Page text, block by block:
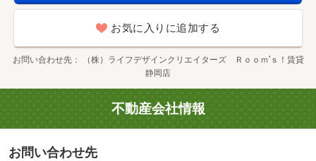
お気に入りに追加する
お問い合わせ先
（株）ライフデザインクリエイターズ Ｒｏｏｍ’ｓ！賃貸
静岡店
不動産会社情報
お問い合わせ先